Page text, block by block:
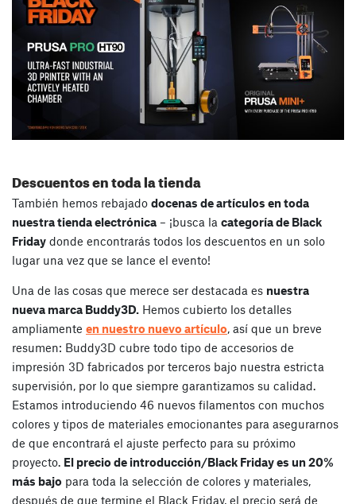
Descuentos en toda la tienda
También hemos rebajado docenas de artículos en toda
nuestra tienda electrónica – ¡busca la categoría de Black
Friday donde encontrarás todos los descuentos en un solo
lugar una vez que se lance el evento!
Una de las cosas que merece ser destacada es nuestra
nueva marca Buddy3D. Hemos cubierto los detalles
ampliamente en nuestro nuevo artículo, así que un breve
resumen: Buddy3D cubre todo tipo de accesorios de
impresión 3D fabricados por terceros bajo nuestra estricta
supervisión, por lo que siempre garantizamos su calidad.
Estamos introduciendo 46 nuevos filamentos con muchos
colores y tipos de materiales emocionantes para asegurarnos
de que encontrará el ajuste perfecto para su próximo
proyecto. El precio de introducción/Black Friday es un 20%
más bajo para toda la selección de colores y materiales,
después de que termine el Black Friday, el precio será de